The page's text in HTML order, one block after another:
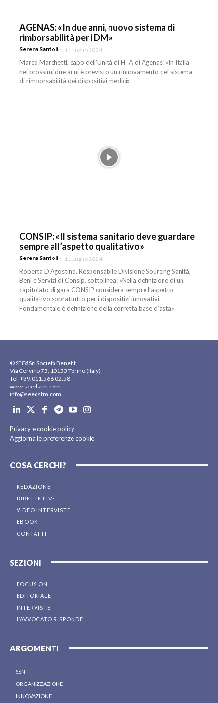
AGENAS: «In due anni, nuovo sistema di
rimborsabilità per i DM»
Serena Santoli - 11 Luglio 2024
Marco Marchetti, capo dell’Unità di HTA di Agenas: «In Italia
nei prossimi due anni è previsto un rinnovamento del sistema
di rimborsabilità dei dispositivi medici»
CONSIP: «Il sistema sanitario deve guardare
sempre all’aspetto qualitativo»
Serena Santoli - 11 Luglio 2024
Roberta D’Agostino, Responsabile Divisione Sourcing Sanità,
Beni e Servizi di Consip, sottolinea: «Nella definizione di un
capitolato di gara CONSIP considera sempre l’aspetto
qualitativo soprattutto per i dispositivi innovativi.
Fondamentale è definizione della corretta base d’asta»
© SEEdSrl Società Benefit
Via Cervino 75, 10155 Torino (Italy)
Tel. +39.011.566.02.58
www.seedstm.com
info@seedstm.com
Privacy e cookie policy
Aggiorna le preferenze cookie
COSA CERCHI?
REDAZIONE
DIRETTE LIVE
VIDEO INTERVISTE
EBOOK
CONTATTI
SEZIONI
FOCUS ON
EDITORIALE
INTERVISTE
L’AVVOCATO RISPONDE
ARGOMENTI
SSN
ORGANIZZAZIONE
INNOVAZIONE